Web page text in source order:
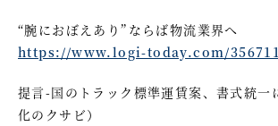
“腕におぼえあり”ならば物流業界へ
https://www.logi-today.com/356711
提言-国のトラック標準運賃案、書式統一
化のクサビ）